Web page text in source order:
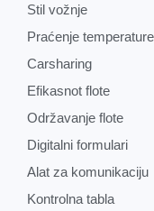
Stil vožnje
Praćenje temperature
Carsharing
Efikasnot flote
Održavanje flote
Digitalni formulari
Alat za komunikaciju
Kontrolna tabla